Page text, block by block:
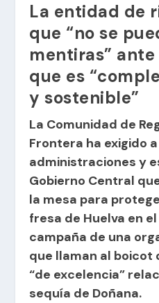
La entidad de
que “no se
mentiras”
que es
y sostenible”
La Comunidad de
Frontera ha exigido
administraciones y
Gobierno Central
la mesa para
fresa de Huelva en
campaña de una
que llaman al
“de excelencia”
sequía de Doñana.